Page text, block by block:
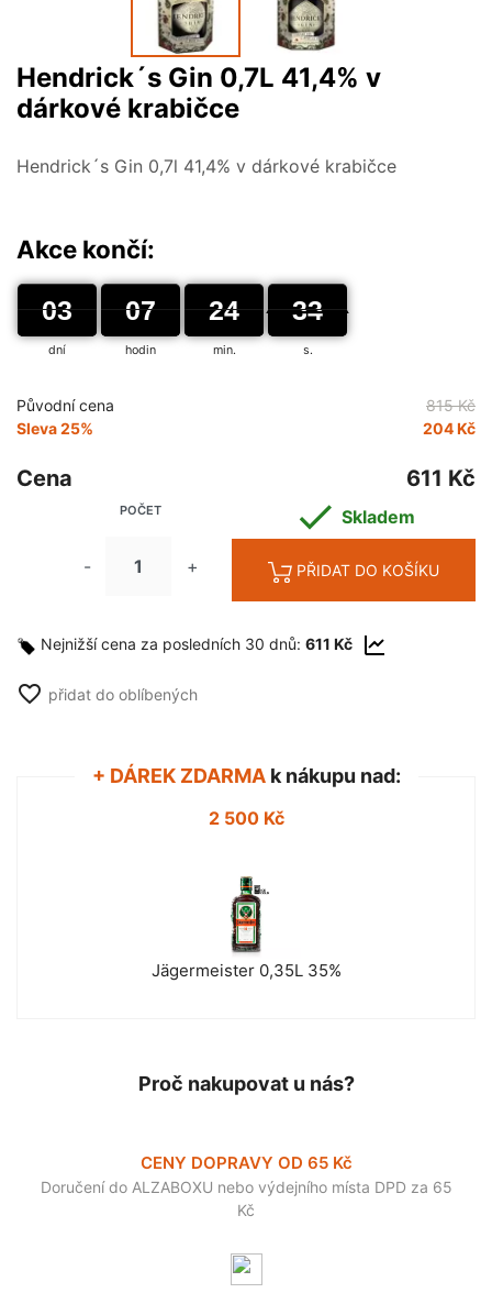
Hendrick´s Gin 0,7L 41,4% v
dárkové krabičce
Hendrick´s Gin 0,7l 41,4% v dárkové krabičce
Akce končí:
03
03
00
dní
07
07
00
hodin
24
24
00
min.
33
33
34
s.
Původní cena
815 Kč
Sleva 25%
204 Kč
Cena 611 Kč
POČET
- +
 Skladem
PŘIDAT DO KOŠÍKU
Nejnižší cena za posledních 30 dnů: 611 Kč
favorite_border přidat do oblíbených
+ DÁREK ZDARMAk nákupu nad:
2 500 Kč
Jägermeister 0,35L 35%
Proč nakupovat u nás?
CENY DOPRAVY OD 65 Kč
Doručení do ALZABOXU nebo výdejního místa DPD za 65
Kč